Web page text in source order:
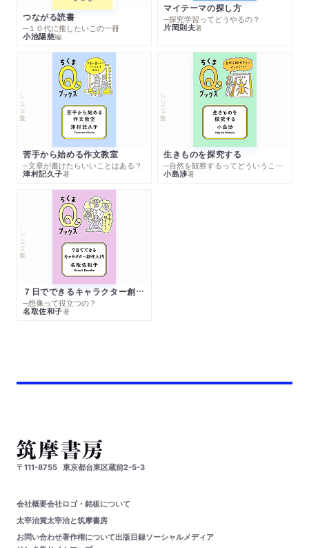
つながる読書
─１０代に推したいこの一冊
小池陽慈編
マイテーマの探し方
─探究学習ってどうやるの？
片岡則夫著
シリーズ・全集
苦手から始める作文教室
─文章が書けたらいいことはある？
津村記久子著
シリーズ・全集
生きものを探究する
─自然を観察するってどういうこと？
小島渉著
シリーズ・全集
７日でできるキャラクター創作入門
─想像って役立つの？
名取佐和子著
〒111-8755 東京都台東区蔵前2-5-3
会社概要会社ロゴ・銘板について
太宰治賞太宰治と筑摩書房
お問い合わせ著作権について出版目録ソーシャルメディア